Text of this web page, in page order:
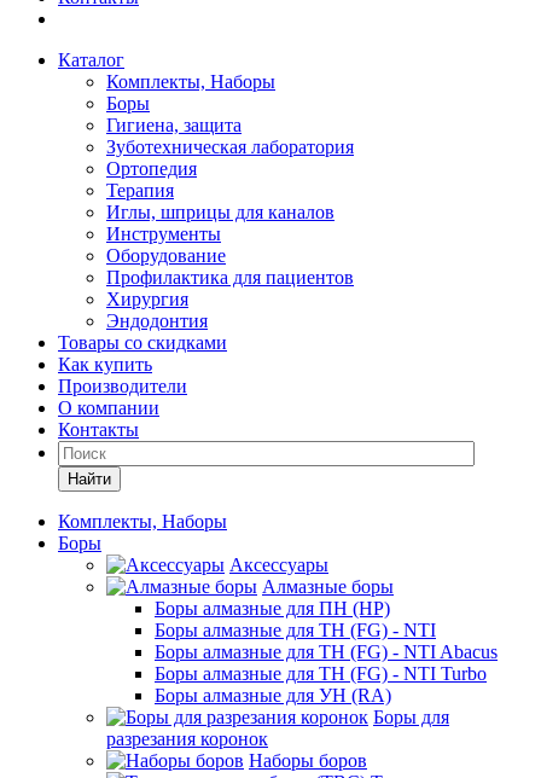
Каталог
Комплекты, Наборы
Боры
Гигиена, защита
Зуботехническая лаборатория
Ортопедия
Терапия
Иглы, шприцы для каналов
Инструменты
Оборудование
Профилактика для пациентов
Хирургия
Эндодонтия
Товары со скидками
Как купить
Производители
О компании
Контакты
Найти
Комплекты, Наборы
Боры
Аксессуары
Алмазные боры
Боры алмазные для ПН (HP)
Боры алмазные для ТН (FG) - NTI
Боры алмазные для ТН (FG) - NTI Abacus
Боры алмазные для ТН (FG) - NTI Turbo
Боры алмазные для УН (RA)
Боры для
разрезания коронок
Наборы боров